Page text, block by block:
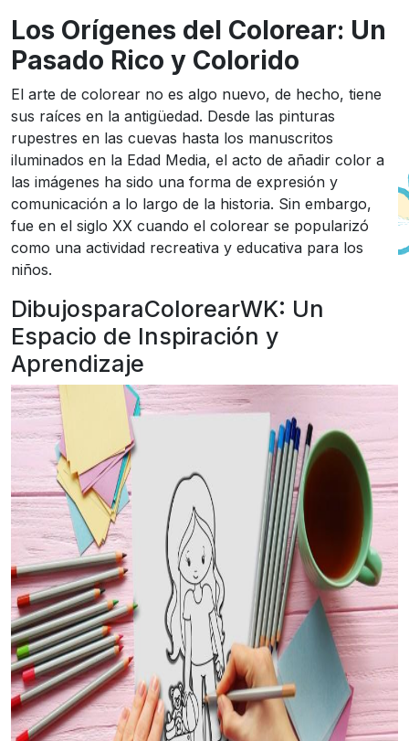
Los Orígenes del Colorear: Un
Pasado Rico y Colorido
El arte de colorear no es algo nuevo, de hecho, tiene
sus raíces en la antigüedad. Desde las pinturas
rupestres en las cuevas hasta los manuscritos
iluminados en la Edad Media, el acto de añadir color a
las imágenes ha sido una forma de expresión y
comunicación a lo largo de la historia. Sin embargo,
fue en el siglo XX cuando el colorear se popularizó
como una actividad recreativa y educativa para los
niños.
DibujosparaColorearWK: Un
Espacio de Inspiración y
Aprendizaje